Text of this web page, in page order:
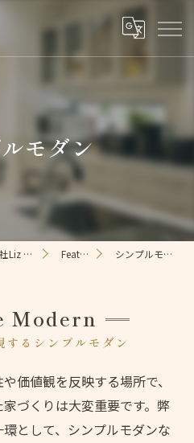
モダン
熊本市の注文住宅なら株式会社Liz House Feature シンプルモダン
するシンプルモダン
Modern
価値観を反映する場所で、
づくりは大変重要です。弊
として、シンプルモダンな